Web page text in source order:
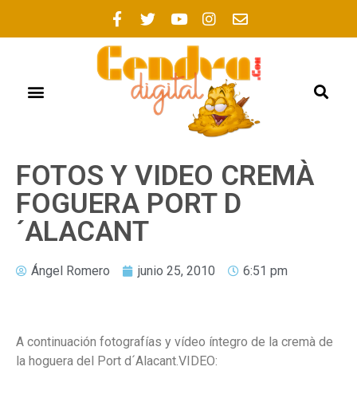
FOTOS Y VIDEO CREMÀ
FOGUERA PORT D
´ALACANT
Ángel Romero junio 25, 2010 6:51 pm
A continuación fotografías y vídeo íntegro de la cremà de
la hoguera del Port d´Alacant.VIDEO: